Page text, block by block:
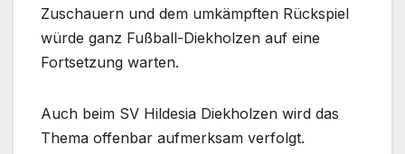
Zuschauern und dem umkämpften Rückspiel
würde ganz Fußball-Diekholzen auf eine
Fortsetzung warten.
Auch beim SV Hildesia Diekholzen wird das
Thema offenbar aufmerksam verfolgt.